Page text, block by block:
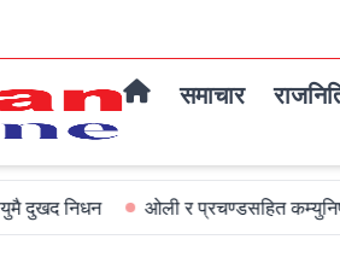
समाचार
ओली र प्रचण्डसहित कम्युनिष्ट नेताहरु